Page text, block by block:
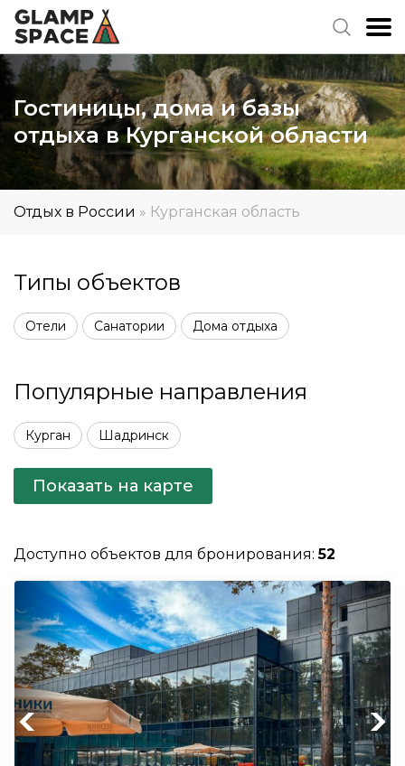
Гостиницы, дома и базы
отдыха в Курганской области
Отдых в России » Курганская область
Типы объектов
Отели Санатории Дома отдыха
Популярные направления
Курган Шадринск
Показать на карте
Доступно объектов для бронирования:52
Previous Next